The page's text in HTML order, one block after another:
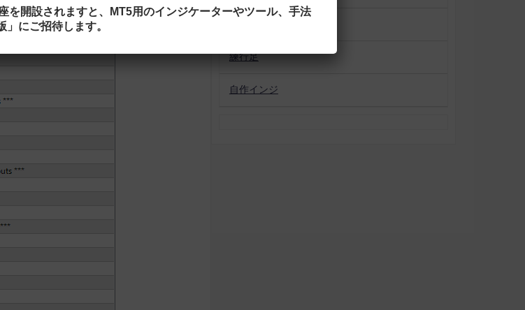
練行足
自作インジ
を開設されますと、MT5用のインジケーターやツール、手法
にご招待します。